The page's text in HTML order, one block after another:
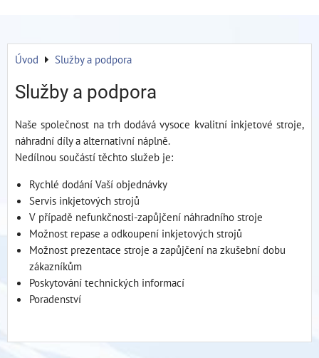
Úvod Služby a podpora
Služby a podpora
Naše společnost na trh dodává vysoce kvalitní inkjetové stroje,
náhradní díly a alternativní náplně.
Nedílnou součástí těchto služeb je:
Rychlé dodání Vaší objednávky
Servis inkjetových strojů
V případě nefunkčnosti-zapůjčení náhradního stroje
Možnost repase a odkoupení inkjetových strojů
Možnost prezentace stroje a zapůjčení na zkušební dobu
zákazníkům
Poskytování technických informací
Poradenství